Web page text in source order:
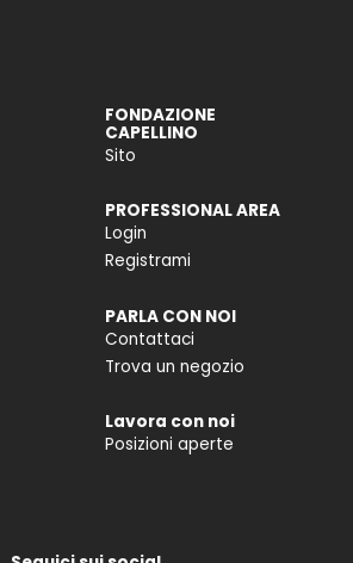
FONDAZIONE
CAPELLINO
Sito
PROFESSIONAL AREA
Login
Registrami
PARLA CON NOI
Contattaci
Trova un negozio
Lavora con noi
Posizioni aperte